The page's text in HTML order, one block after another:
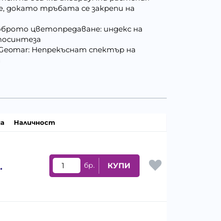
докато тръбата се закрепи на
цветопредаване: индекс на
Непрекъснат спектър на
Наличност
бр. КУПИ